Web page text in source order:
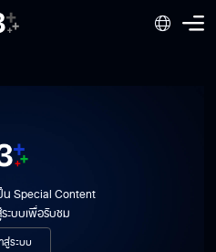
น Special Content
ะบบเพื่อรับชม
สู่ระบบ